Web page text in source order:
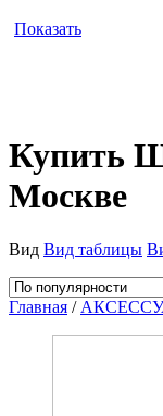
Показать
Купить
Москве
Вид Вид таблицы
Главная /